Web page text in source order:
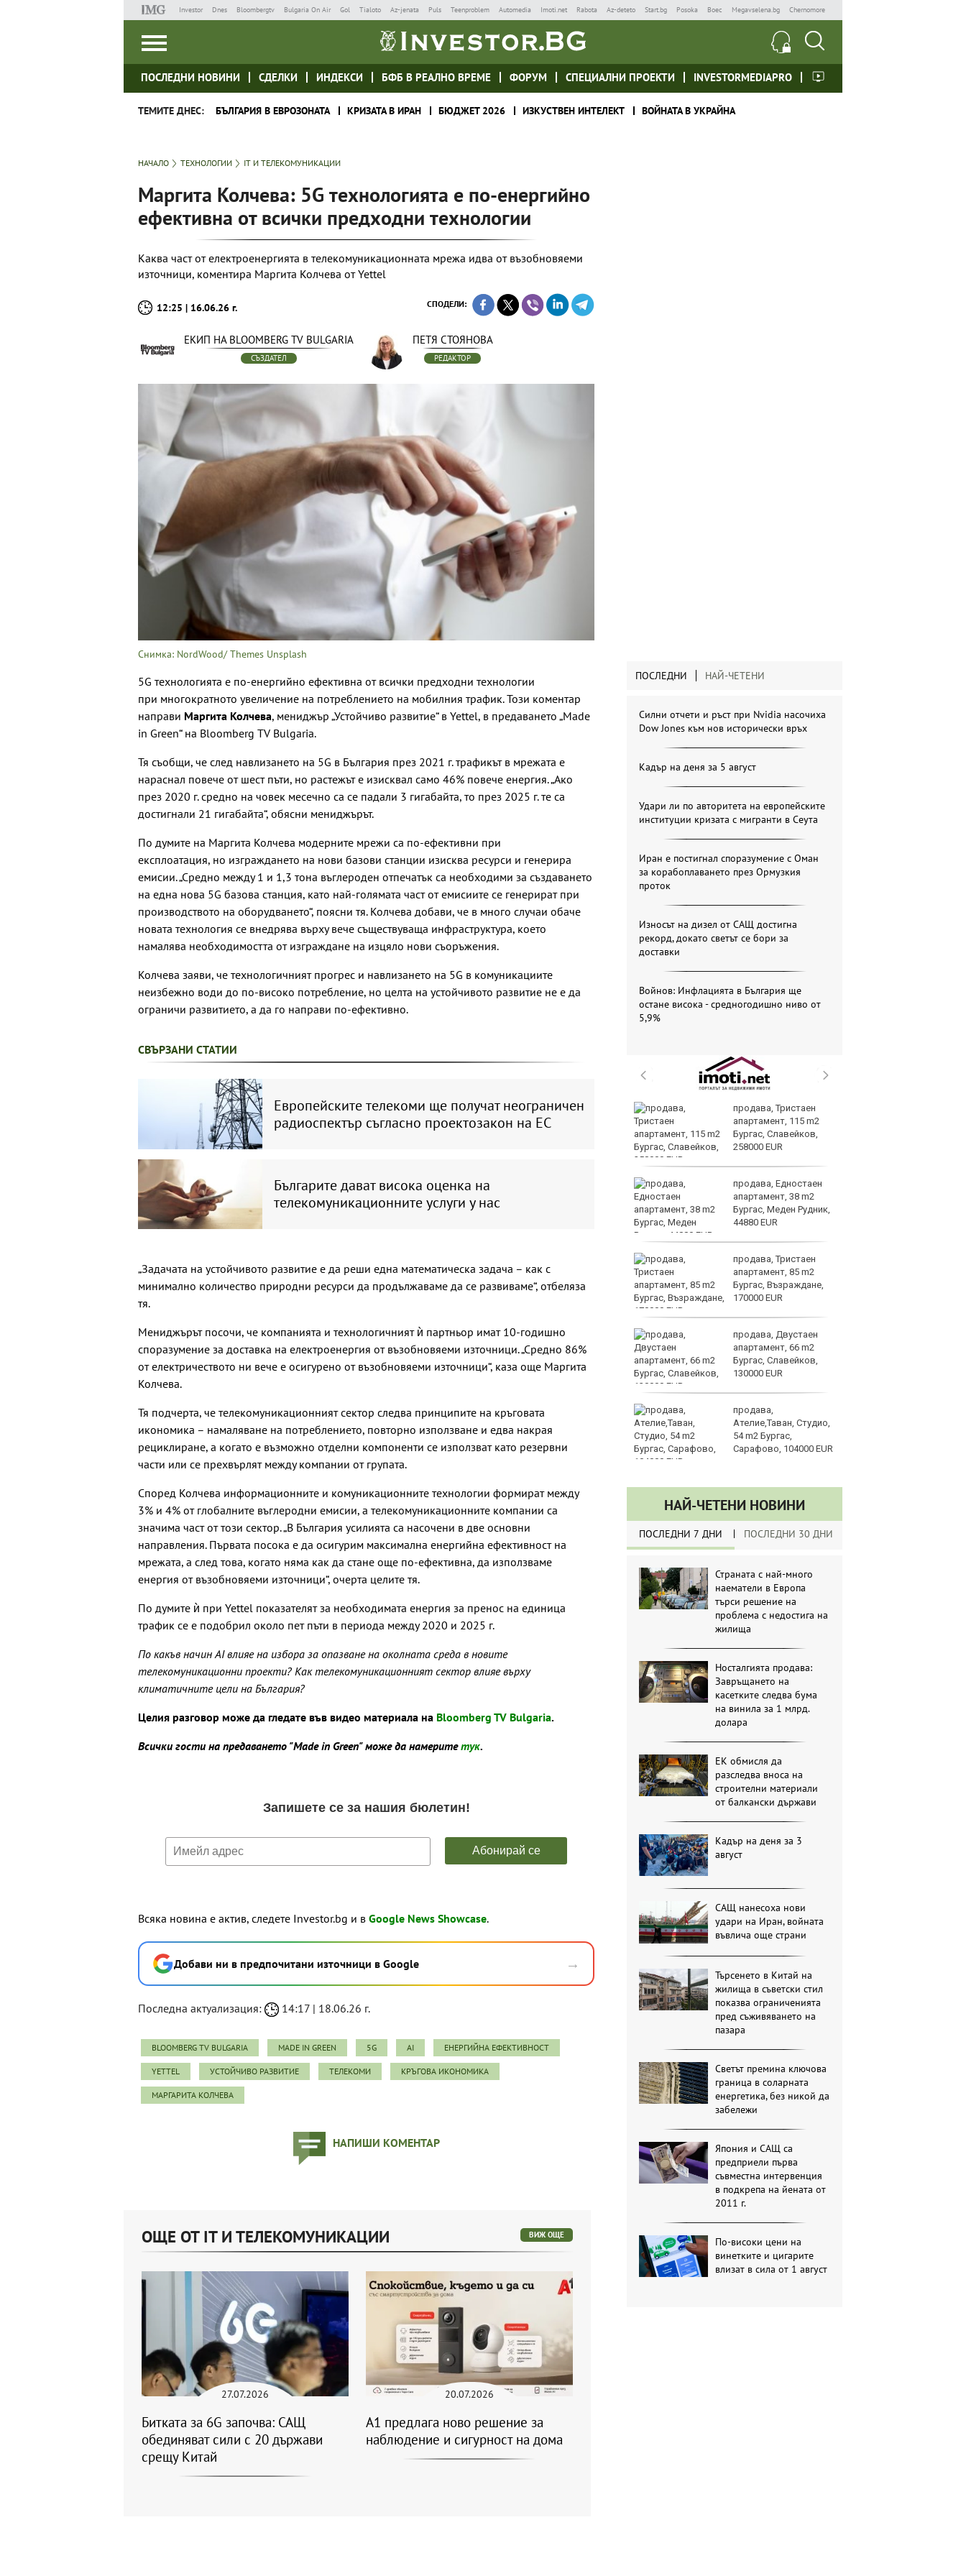
Investor Dnes Bloombergtv Bulgaria On Air Gol Tialoto Az-jenata Puls Teenproblem Automedia Imoti.net Rabota Az-deteto Start.bg Posoka Boec Megavselena.bg Chernomore
ПОСЛЕДНИ НОВИНИ СДЕЛКИ ИНДЕКСИ БФБ В РЕАЛНО ВРЕМЕ ФОРУМ СПЕЦИАЛНИ ПРОЕКТИ INVESTORMEDIAPRO
ТЕМИТЕ ДНЕС: БЪЛГАРИЯ В ЕВРОЗОНАТА КРИЗАТА В ИРАН БЮДЖЕТ 2026 ИЗКУСТВЕН ИНТЕЛЕКТ ВОЙНАТА В УКРАЙНА
НАЧАЛО ТЕХНОЛОГИИ IT И ТЕЛЕКОМУНИКАЦИИ
Маргита Колчева: 5G технологията е по-енергийно
ефективна от всички предходни технологии
Каква част от електроенергията в телекомуникационната мрежа идва от възобновяеми
източници, коментира Маргита Колчева от Yettel
12:25 | 16.06.26 г. СПОДЕЛИ:
ЕКИП НА BLOOMBERG TV BULGARIA
СЪЗДАТЕЛ
ПЕТЯ СТОЯНОВА
РЕДАКТОР
Снимка: NordWood/ Themes Unsplash
5G технологията е по-енергийно ефективна от всички предходни технологии
при многократното увеличение на потреблението на мобилния трафик. Този коментар
направи Маргита Колчева, мениджър „Устойчиво развитие“ в Yettel, в предаването „Made
in Green“ на Bloomberg TV Bulgaria.
Тя съобщи, че след навлизането на 5G в България през 2021 г. трафикът в мрежата е
нараснал повече от шест пъти, но растежът е изисквал само 46% повече енергия. „Ако
през 2020 г. средно на човек месечно са се падали 3 гигабайта, то през 2025 г. те са
достигнали 21 гигабайта“, обясни мениджърът.
По думите на Маргита Колчева модерните мрежи са по-ефективни при
експлоатация, но изграждането на нови базови станции изисква ресурси и генерира
емисии. „Средно между 1 и 1,3 тона въглероден отпечатък са необходими за създаването
на една нова 5G базова станция, като най-голямата част от емисиите се генерират при
производството на оборудването“, поясни тя. Колчева добави, че в много случаи обаче
новата технология се внедрява върху вече съществуваща инфраструктура, което
намалява необходимостта от изграждане на изцяло нови съоръжения.
Колчева заяви, че технологичният прогрес и навлизането на 5G в комуникациите
неизбежно води до по-високо потребление, но целта на устойчивото развитие не е да
ограничи развитието, а да го направи по-ефективно.
СВЪРЗАНИ СТАТИИ
Европейските телекоми ще получат неограничен
радиоспектър съгласно проектозакон на ЕС
Българите дават висока оценка на
телекомуникационните услуги у нас
„Задачата на устойчивото развитие е да реши една математическа задача – как с
минимално количество природни ресурси да продължаваме да се развиваме“, отбеляза
тя.
Мениджърът посочи, че компанията и технологичният ѝ партньор имат 10-годишно
споразумение за доставка на електроенергия от възобновяеми източници. „Средно 86%
от електричеството ни вече е осигурено от възобновяеми източници“, каза още Маргита
Колчева.
Тя подчерта, че телекомуникационният сектор следва принципите на кръговата
икономика – намаляване на потреблението, повторно използване и едва накрая
рециклиране, а когато е възможно отделни компоненти се използват като резервни
части или се прехвърлят между компании от групата.
Според Колчева информационните и комуникационните технологии формират между
3% и 4% от глобалните въглеродни емисии, а телекомуникационните компании са
значима част от този сектор. „В България усилията са насочени в две основни
направления. Първата посока е да осигурим максимална енергийна ефективност на
мрежата, а след това, когато няма как да стане още по-ефективна, да използваме
енергия от възобновяеми източници“, очерта целите тя.
По думите ѝ при Yettel показателят за необходимата енергия за пренос на единица
трафик се е подобрил около пет пъти в периода между 2020 и 2025 г.
По какъв начин AI влияе на избора за опазване на околната среда в новите
телекомуникационни проекти? Как телекомуникационният сектор влияе върху
климатичните цели на България?
Целия разговор може да гледате във видео материала на Bloomberg TV Bulgaria.
Всички гости на предаването "Made in Green" може да намеритетук.
Всяка новина е актив, следете Investor.bg и в Google News Showcase.
Добави ни в предпочитани източници в Google →
Последна актуализация: 14:17 | 18.06.26 г.
BLOOMBERG TV BULGARIA MADE IN GREEN 5G AI ЕНЕРГИЙНА ЕФЕКТИВНОСТ
YETTEL УСТОЙЧИВО РАЗВИТИЕ ТЕЛЕКОМИ КРЪГОВА ИКОНОМИКА
МАРГАРИТА КОЛЧЕВА
НАПИШИ КОМЕНТАР
ПОСЛЕДНИ НАЙ-ЧЕТЕНИ
Силни отчети и ръст при Nvidia насочиха
Dow Jones към нов исторически връх
Кадър на деня за 5 август
Удари ли по авторитета на европейските
институции кризата с мигранти в Сеута
Иран е постигнал споразумение с Оман
за корабоплаването през Ормузкия
проток
Износът на дизел от САЩ достигна
рекорд, докато светът се бори за
доставки
Войнов: Инфлацията в България ще
остане висока - средногодишно ниво от
5,9%
Убитият мъж на
Младежкия хълм в
дни, в които цените ще
се изписват в лева и в
Хванаха за ден 29
шофьори с алкохол
или наркотици
Три главни дирекции
Регионалните здравни
инспекции
продава, Тристаен
апартамент, 115 m2
Бургас, Славейков,
258000 EUR
продава, Едностаен
апартамент, 38 m2
Бургас, Меден Рудник,
44880 EUR
продава, Тристаен
апартамент, 85 m2
Бургас, Възраждане,
170000 EUR
продава, Двустаен
апартамент, 66 m2
Бургас, Славейков,
130000 EUR
продава,
Ателие,Таван, Студио,
54 m2 Бургас,
Сарафово, 104000 EUR
НАЙ-ЧЕТЕНИ НОВИНИ
ПОСЛЕДНИ 7 ДНИ ПОСЛЕДНИ 30 ДНИ
Страната с най-много
наематели в Европа
търси решение на
проблема с недостига на
жилища
Носталгията продава:
Завръщането на
касетките следва бума
на винила за 1 млрд.
долара
ЕК обмисля да
разследва вноса на
строителни материали
от балкански държави
Кадър на деня за 3
август
САЩ нанесоха нови
удари на Иран, войната
въвлича още страни
Търсенето в Китай на
жилища в съветски стил
показва ограниченията
пред съживяването на
пазара
Светът премина ключова
граница в соларната
енергетика, без никой да
забележи
Япония и САЩ са
предприели първа
съвместна интервенция
в подкрепа на йената от
2011 г.
По-високи цени на
винетките и цигарите
влизат в сила от 1 август
ОЩЕ ОТ IT И ТЕЛЕКОМУНИКАЦИИ ВИЖ ОЩЕ
27.07.2026
Битката за 6G започва: САЩ
обединяват сили с 20 държави
срещу Китай
20.07.2026
А1 предлага ново решение за
наблюдение и сигурност на дома